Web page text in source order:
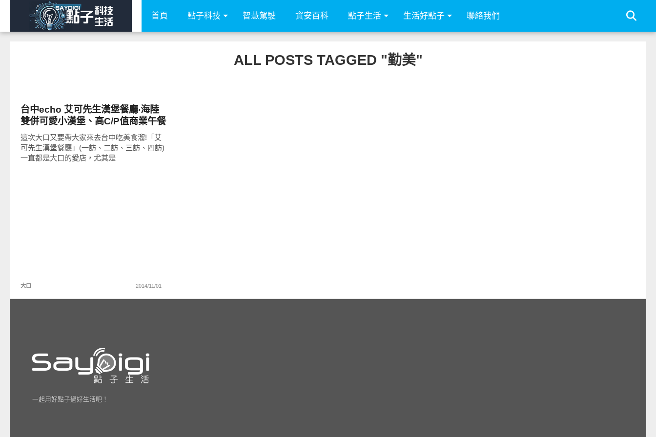
首頁 點子科技 智慧駕駛 資安百科 點子生活 生活好點子 聯絡我們
ALL POSTS TAGGED "勤美"
台中echo 艾可先生漢堡餐廳‧海陸
雙併可愛小漢堡、高C/P值商業午餐
推薦!
這次大口又要帶大家來去台中吃美食溜!「艾
可先生漢堡餐廳」(一訪、二訪、三訪、四訪)
一直都是大口的愛店，尤其是
大口 2014/11/01
一起用好點子過好生活吧！